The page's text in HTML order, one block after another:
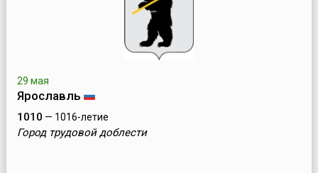
29 мая
Ярославль
1010 — 1016-летие
Город трудовой доблести